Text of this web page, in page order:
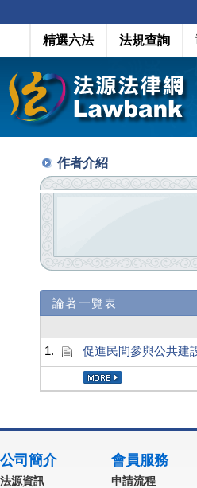
精選六法 法規查詢
作者介紹
論著一覽表
1.
促進民間參與公共建
公司簡介
法源資訊
會員服務
申請流程